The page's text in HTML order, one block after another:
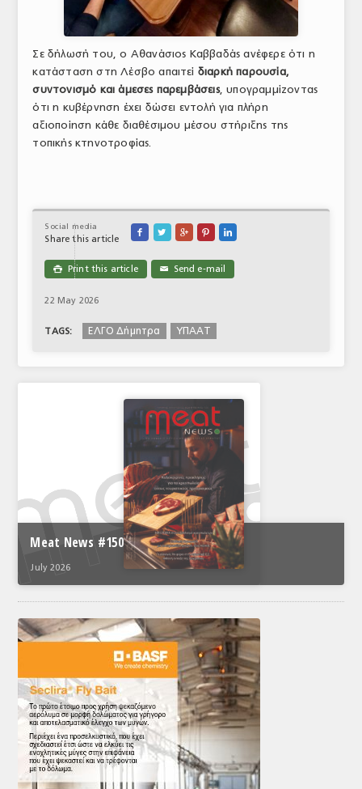
Σε δήλωσή του, ο Αθανάσιος Καββαδάς ανέφερε ότι η
κατάσταση στη Λέσβο απαιτεί διαρκή παρουσία,
συντονισμό και άμεσες παρεμβάσεις, υπογραμμίζοντας
ότι η κυβέρνηση έχει δώσει εντολή για πλήρη
αξιοποίηση κάθε διαθέσιμου μέσου στήριξης της
τοπικής κτηνοτροφίας.
Social media
Share this article
    
 Print this article ✉ Send e-mail
22 May 2026
TAGS: ΕΛΓΟ Δήμητρα ΥΠΑΑΤ
Meat News #150
July 2026